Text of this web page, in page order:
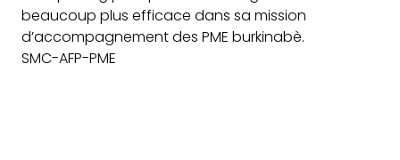
beaucoup plus efficace dans sa mission
d’accompagnement des PME burkinabè.
SMC-AFP-PME